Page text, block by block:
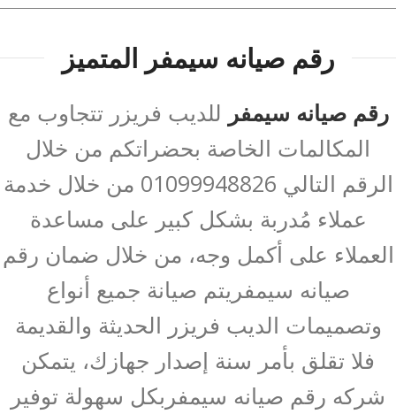
رقم صيانه سيمفر المتميز
رقم صيانه سيمفر للديب فريزر تتجاوب مع
المكالمات الخاصة بحضراتكم من خلال
الرقم التالي 01099948826 من خلال خدمة
عملاء مُدربة بشكل كبير على مساعدة
العملاء على أكمل وجه، من خلال ضمان رقم
صيانه سيمفريتم صيانة جميع أنواع
وتصميمات الديب فريزر الحديثة والقديمة
فلا تقلق بأمر سنة إصدار جهازك، يتمكن
شركه رقم صيانه سيمفربكل سهولة توفير